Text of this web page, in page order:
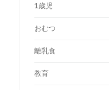
1歳児
おむつ
離乳食
教育